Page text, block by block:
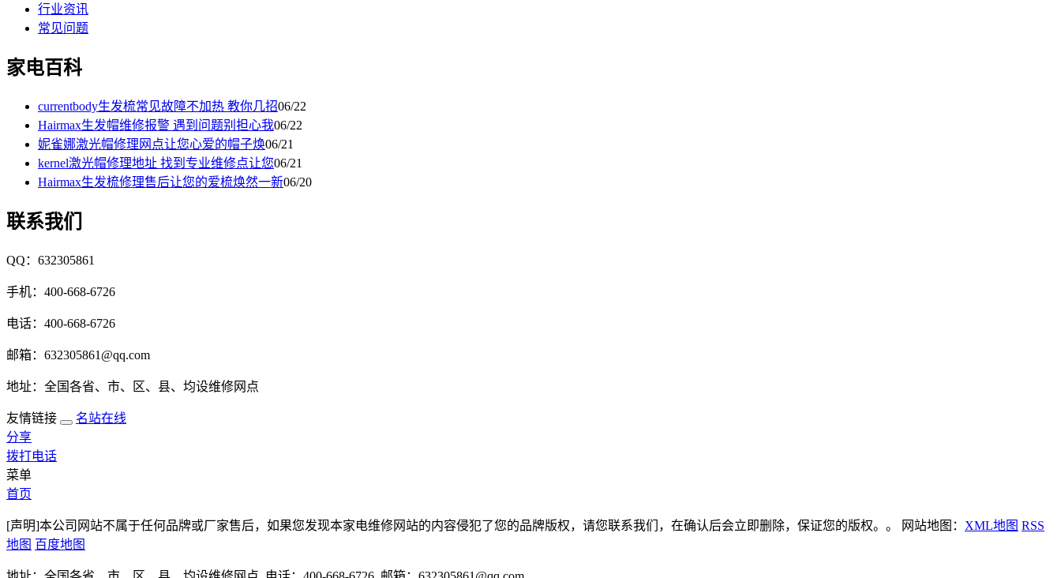
行业资讯
常见问题
家电百科
currentbody生发梳常见故障不加热 教你几招06/22
Hairmax生发帽维修报警 遇到问题别担心我06/22
妮雀娜激光帽修理网点让您心爱的帽子焕06/21
kernel激光帽修理地址 找到专业维修点让您06/21
Hairmax生发梳修理售后让您的爱梳焕然一新06/20
联系我们
QQ：632305861
手机：400-668-6726
电话：400-668-6726
邮箱：632305861@qq.com
地址：全国各省、市、区、县、均设维修网点
友情链接
名站在线
分享
拨打电话
菜单
首页
[声明]本公司网站不属于任何品牌或厂家售后，如果您发现本家电维修网站的内容侵犯了您的品牌版权，请您联系我们，在确认后会立即删除，保证您的版权。。 网站地图： XML地图 RSS
地图 百度地图